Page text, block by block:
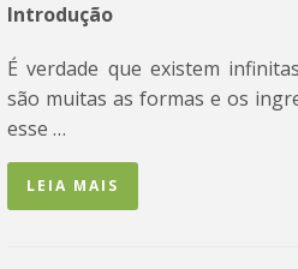
Introdução
É verdade que existem
são muitas as formas e os
esse …
LEIA MAIS